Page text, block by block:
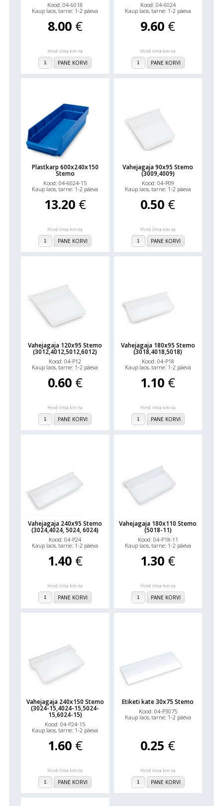
Kood: 04-6018
Kaup laos, tarne: 1-2 päeva
8.00 €
Hind ilma km-ta
PANE KORVI
Kood: 04-6024
Kaup laos, tarne: 1-2 päeva
9.60 €
Hind ilma km-ta
PANE KORVI
Plastkarp 600x240x150
Stemo
Kood: 04-6024-15
Kaup laos, tarne: 1-2 päeva
13.20 €
Hind ilma km-ta
PANE KORVI
Vahejagaja 90x95 Stemo
(3009,4009)
Kood: 04-P09
Kaup laos, tarne: 1-2 päeva
0.50 €
Hind ilma km-ta
PANE KORVI
Vahejagaja 120x95 Stemo
(3012,4012,5012,6012)
Kood: 04-P12
Kaup laos, tarne: 1-2 päeva
0.60 €
Hind ilma km-ta
PANE KORVI
Vahejagaja 180x95 Stemo
(3018,4018,5018)
Kood: 04-P18
Kaup laos, tarne: 1-2 päeva
1.10 €
Hind ilma km-ta
PANE KORVI
Vahejagaja 240x95 Stemo
(3024,4024, 5024, 6024)
Kood: 04-P24
Kaup laos, tarne: 1-2 päeva
1.40 €
Hind ilma km-ta
PANE KORVI
Vahejagaja 180x110 Stemo
(5018-11)
Kood: 04-P18-11
Kaup laos, tarne: 1-2 päeva
1.30 €
Hind ilma km-ta
PANE KORVI
Vahejagaja 240x150 Stemo
(3024-15,4024-15,5024-
15,6024-15)
Kood: 04-P24-15
Kaup laos, tarne: 1-2 päeva
1.60 €
Hind ilma km-ta
PANE KORVI
Etiketi kate 30x75 Stemo
Kood: 04-P3075
Kaup laos, tarne: 1-2 päeva
0.25 €
Hind ilma km-ta
PANE KORVI